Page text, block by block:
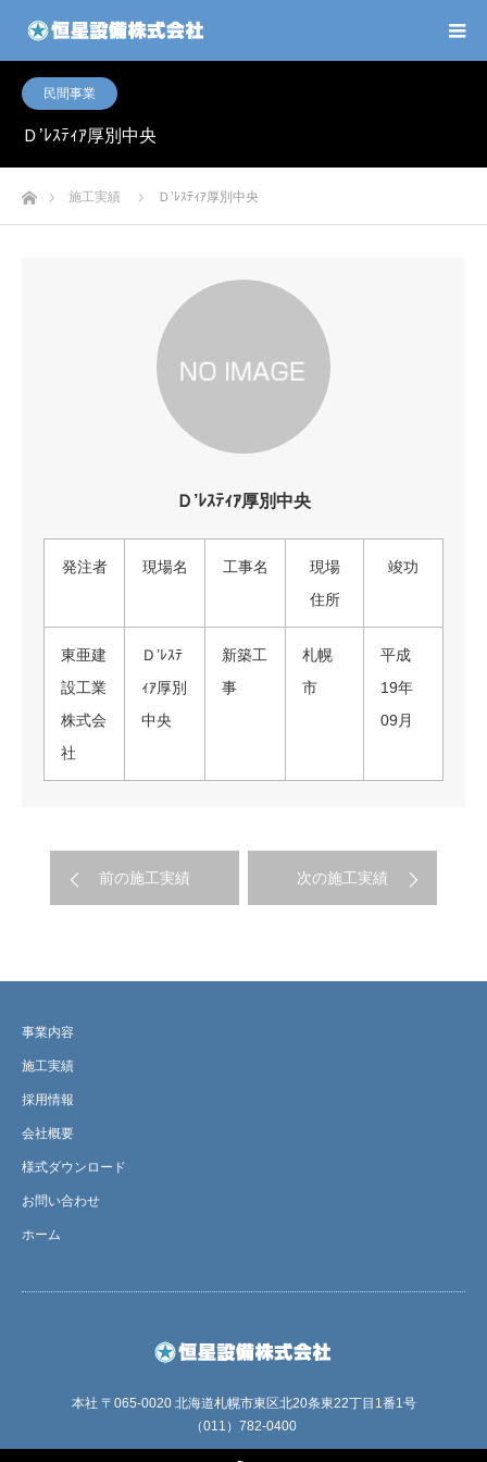
民間事業
Ｄ’ﾚｽﾃｨｱ厚別中央
ホーム施工実績 Ｄ’ﾚｽﾃｨｱ厚別中央
Ｄ’ﾚｽﾃｨｱ厚別中央
発注者 現場名 工事名
現場
住所
竣功
東亜建
設工業
株式会
社
Ｄ’ﾚｽﾃ
ｨｱ厚別
中央
新築工
事
札幌
市
平成
19年
09月
前の施工実績 次の施工実績
事業内容
施工実績
採用情報
会社概要
様式ダウンロード
お問い合わせ
ホーム
本社 〒065-0020 北海道札幌市東区北20条東22丁目1番1号
（011）782-0400